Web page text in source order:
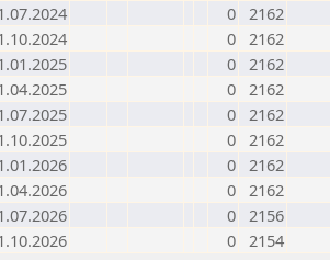
0 2162
0 2162
0 2162
0 2162
0 2162
0 2162
0 2162
0 2162
0 2156
0 2154